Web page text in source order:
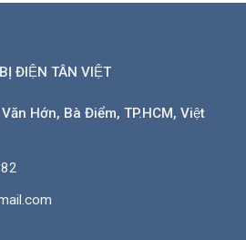
ĐIỆN TÂN VIỆT
Hớn, Bà Điểm, TP.HCM, Việt